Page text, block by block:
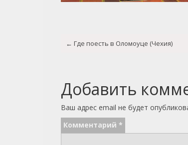
← Где поесть в Оломоуце (Чехия)
Добавить
Ваш адрес email не будет
Комментарий *